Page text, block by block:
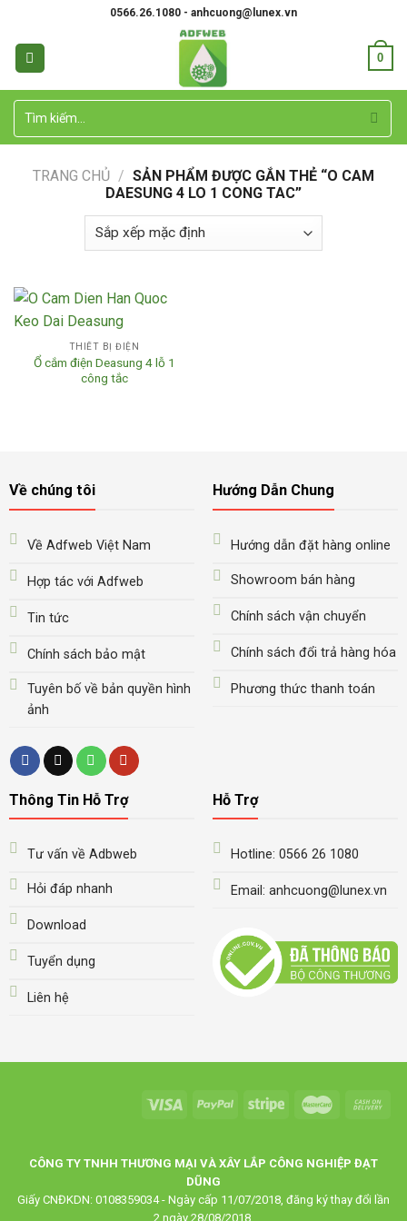
content
0566.26.1080 - anhcuong@lunex.vn
0
Tìm
TRANG CHỦ / SẢN PHẨM ĐƯỢC GẮN THẺ “O CAM
DAESUNG 4 LO 1 CONG TAC”
THIẾT BỊ ĐIỆN
Ổ cắm điện Deasung 4 lỗ 1
công tắc
Về chúng tôi
Về Adfweb Việt Nam
Hợp tác với Adfweb
Tin tức
Chính sách bảo mật
Tuyên bố về bản quyền hình
ảnh
Hướng Dẫn Chung
Hướng dẫn đặt hàng online
Showroom bán hàng
Chính sách vận chuyển
Chính sách đổi trả hàng hóa
Phương thức thanh toán
Thông Tin Hỗ Trợ
Tư vấn về Adbweb
Hỏi đáp nhanh
Download
Tuyển dụng
Liên hệ
Hỗ Trợ
Hotline: 0566 26 1080
Email: anhcuong@lunex.vn
CÔNG TY TNHH THƯƠNG MẠI VÀ XÂY LẮP CÔNG NGHIỆP ĐẠT
DŨNG
Giấy CNĐKDN: 0108359034 - Ngày cấp 11/07/2018, đăng ký thay đổi lần
2 ngày 28/08/2018.